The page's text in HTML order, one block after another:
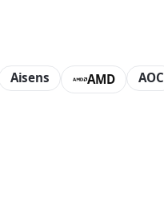
Aisens AMD AOC